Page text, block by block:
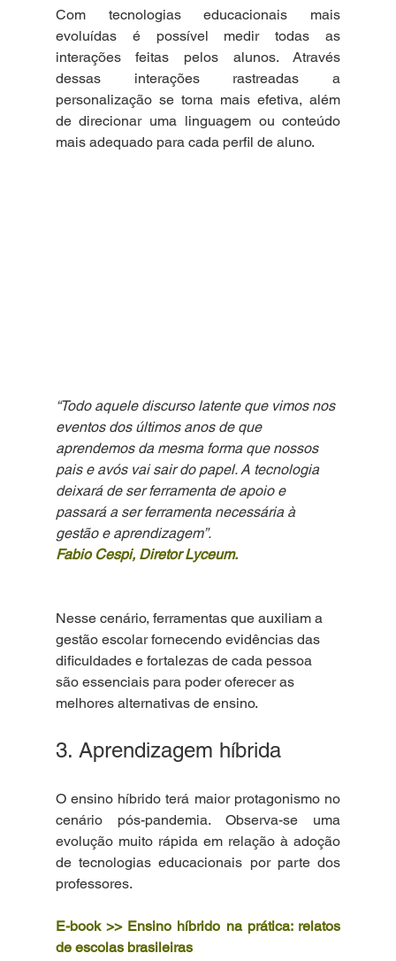
Com tecnologias educacionais mais
evoluídas é possível medir todas as
interações feitas pelos alunos. Através
dessas interações rastreadas a
personalização se torna mais efetiva, além
de direcionar uma linguagem ou conteúdo
mais adequado para cada perfil de aluno.
“Todo aquele discurso latente que vimos nos
eventos dos últimos anos de que
aprendemos da mesma forma que nossos
pais e avós vai sair do papel. A tecnologia
deixará de ser ferramenta de apoio e
passará a ser ferramenta necessária à
gestão e aprendizagem”.
Fabio Cespi, Diretor Lyceum.
Nesse cenário, ferramentas que auxiliam a
gestão escolar fornecendo evidências das
dificuldades e fortalezas de cada pessoa
são essenciais para poder oferecer as
melhores alternativas de ensino.
3. Aprendizagem híbrida
O ensino híbrido terá maior protagonismo no
cenário pós-pandemia. Observa-se uma
evolução muito rápida em relação à adoção
de tecnologias educacionais por parte dos
professores.
E-book >> Ensino híbrido na prática: relatos
de escolas brasileiras